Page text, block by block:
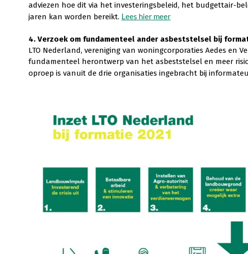
adviezen hoe dit via het investeringsbeleid, het budgettair-
jaren kan worden bereikt. Lees hier meer
4. Verzoek om fundamenteel ander asbeststelsel bij
LTO Nederland, vereniging van woningcorporaties Aedes en
fundamenteel herontwerp van het asbeststelsel en meer
oproep is vanuit de drie organisaties ingebracht bij